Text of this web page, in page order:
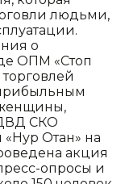
людьми,
о
ОПМ «Стоп
ДВД СКО
Отан» на
акция
опросы и